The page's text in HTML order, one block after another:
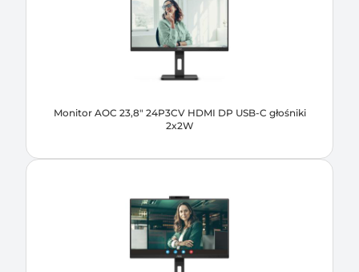
Monitor AOC 23,8" 24P3CV HDMI DP USB-C głośniki
2x2W